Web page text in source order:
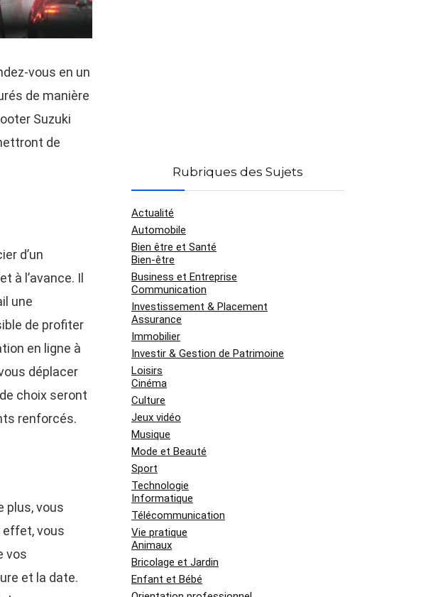
vous en un
de manière
Suzuki
de
d’un
à l’avance. Il
une
de profiter
en ligne à
déplacer
choix seront
renforcés.
plus, vous
effet, vous
vos
et la date.
Rubriques des Sujets
Actualité
Automobile
Bien être et Santé
Bien-être
Business et Entreprise
Communication
Investissement & Placement
Assurance
Immobilier
Investir & Gestion de Patrimoine
Loisirs
Cinéma
Culture
Jeux vidéo
Musique
Mode et Beauté
Sport
Technologie
Informatique
Télécommunication
Vie pratique
Animaux
Bricolage et Jardin
Enfant et Bébé